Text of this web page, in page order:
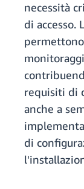
necessità
di accesso.
requisiti di
anche a
di